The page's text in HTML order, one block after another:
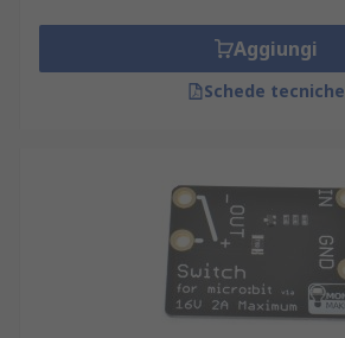
Aggiungi
Schede tecniche